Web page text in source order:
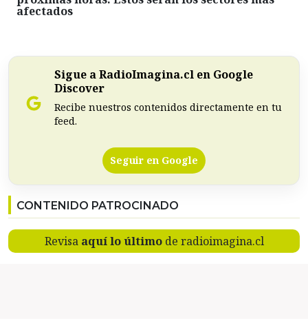
afectados
Sigue a RadioImagina.cl en Google
Discover
Recibe nuestros contenidos directamente en tu
feed.
Seguir en Google
CONTENIDO PATROCINADO
Revisa aquí lo últimode radioimagina.cl